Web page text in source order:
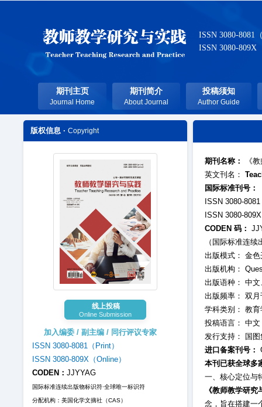
ISSN 3080-8081
ISSN 3080-809X
期刊主页
Journal Home
期刊简介
About Journal
投稿须知
Author Guide
版权信息 · Copyright
线上投稿
Online Submission
加入编委 / 副主编 / 同行评议专家
ISSN 3080-8081（Print）
ISSN 3080-809X（Online）
CODEN： JJYYAG
国际标准连续出版物标识符·全球唯一标识符
分配机构：美国化学文摘社（CAS）
期刊名称：
《
英文刊名：
国际标准刊号：
ISSN 3080-
ISSN 3080-
CODEN 码：
（国际标准连
出版模式： 金
出版机构：
出版语种： 中文
出版频率： 双月
学科类别： 教
投稿语言： 中
发行支持： 国
进口备案刊号：
本刊已获全球多
一、核心定位与
《教师教学研究
念，旨在搭建一